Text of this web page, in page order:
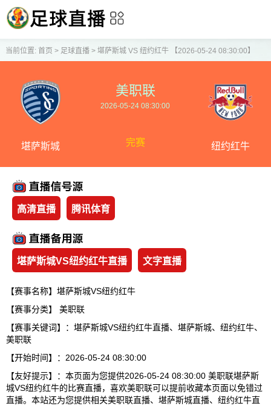
当前位置: 首页 > 足球直播> 堪萨斯城 VS 纽约红牛 【2026-05-24 08:30:00】
堪萨斯城
美职联
2026-05-24 08:30:00
完赛 纽约红牛
高清直播 腾讯体育
堪萨斯城VS纽约红牛直播 文字直播
【赛事名称】堪萨斯城VS纽约红牛
【赛事分类】 美职联
【赛事关键词】：堪萨斯城VS纽约红牛直播、堪萨斯城、纽约红牛、
美职联
【开始时间】：2026-05-24 08:30:00
【友好提示】：本页面为您提供2026-05-24 08:30:00 美职联堪萨斯
城VS纽约红牛的比赛直播，喜欢美职联可以提前收藏本页面以免错过
直播。本站还为您提供相关美职联直播、堪萨斯城直播、纽约红牛直